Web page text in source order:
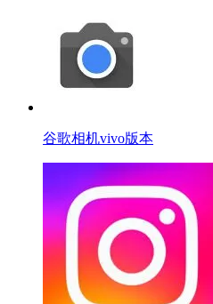
谷歌相机vivo版本